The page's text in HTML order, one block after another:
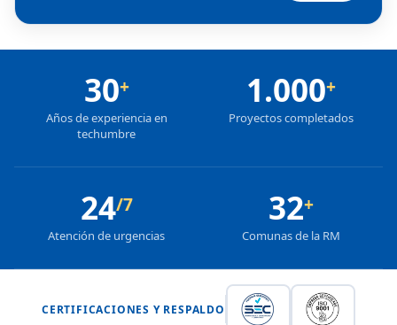
30+
Años de experiencia en
techumbre
1.000+
Proyectos completados
24/7
Atención de urgencias
32+
Comunas de la RM
CERTIFICACIONES Y RESPALDO